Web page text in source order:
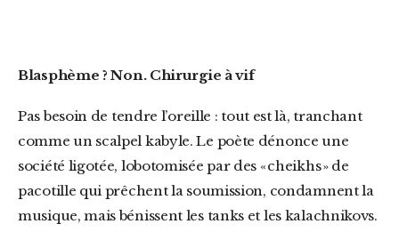
Blasphème ? Non. Chirurgie à vif
Pas besoin de tendre l’oreille : tout est là, tranchant
comme un scalpel kabyle. Le poète dénonce une
société ligotée, lobotomisée par des « cheikhs » de
pacotille qui prêchent la soumission, condamnent la
musique, mais bénissent les tanks et les kalachnikovs.